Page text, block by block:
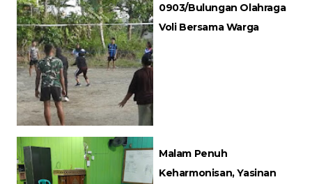
0903/Bulungan Olahraga
Voli Bersama Warga
Malam Penuh
Keharmonisan, Yasinan